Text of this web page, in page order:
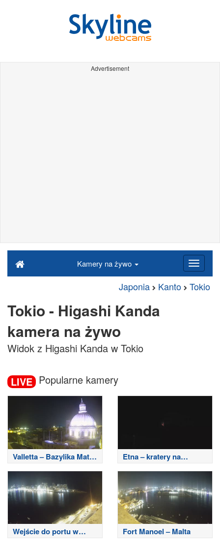
Advertisement
Kamery na żywo
Japonia Kanto Tokio
Tokio - Higashi Kanda
kamera na żywo
Widok z Higashi Kanda w Tokio
LIVE Popularne kamery
Valletta – Bazylika Matki
Bożej z Góry Karmel
Etna – kratery na
szczycie
Wejście do portu w
Sliemie
Fort Manoel – Malta